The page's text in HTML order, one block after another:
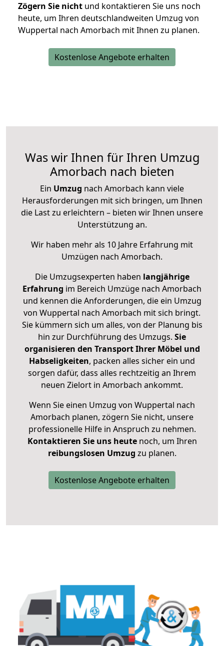
Zögern Sie nicht und kontaktieren Sie uns noch
heute, um Ihren deutschlandweiten Umzug von
Wuppertal nach Amorbach mit Ihnen zu planen.
Kostenlose Angebote erhalten
Was wir Ihnen für Ihren Umzug
Amorbach nach bieten
Ein Umzug nach Amorbach kann viele
Herausforderungen mit sich bringen, um Ihnen
die Last zu erleichtern – bieten wir Ihnen unsere
Unterstützung an.
Wir haben mehr als 10 Jahre Erfahrung mit
Umzügen nach Amorbach.
Die Umzugsexperten haben langjährige
Erfahrung im Bereich Umzüge nach Amorbach
und kennen die Anforderungen, die ein Umzug
von Wuppertal nach Amorbach mit sich bringt.
Sie kümmern sich um alles, von der Planung bis
hin zur Durchführung des Umzugs. Sie
organisieren den Transport Ihrer Möbel und
Habseligkeiten, packen alles sicher ein und
sorgen dafür, dass alles rechtzeitig an Ihrem
neuen Zielort in Amorbach ankommt.
Wenn Sie einen Umzug von Wuppertal nach
Amorbach planen, zögern Sie nicht, unsere
professionelle Hilfe in Anspruch zu nehmen.
Kontaktieren Sie uns heutenoch, um Ihren
reibungslosen Umzug zu planen.
Kostenlose Angebote erhalten